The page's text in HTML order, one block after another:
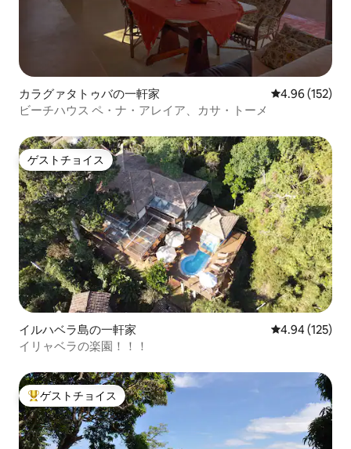
カラグァタトゥバの一軒家 レビュー152
4.96 (152)
ビーチハウス ペ・ナ・アレイア、カサ・トーメ
ゲストチョイス
ゲストチョイス
イルハベラ島の一軒家 レビュー125
4.94 (125)
イリャベラの楽園！！！
大好評のゲストチョイスです。
ゲストチョイス